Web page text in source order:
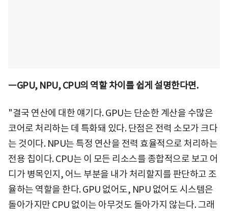
ㅡGPU, NPU, CPU의 역할 차이를 쉽게 설명한다면.
"결국 연산에 대한 얘기다. GPU는 단순한 계산을 수많은
코어로 처리하는 데 특화돼 있다. 단점은 전력 소모가 크다
는 것이다. NPU는 특정 연산을 전력 효율적으로 처리하는
전용 칩이다. CPU는 이 모든 리소스를 종합적으로 보고 어
디가 병목인지, 어느 부분을 내가 처리할지를 판단하고 조
율하는 역할을 한다. GPU 없어도, NPU 없어도 시스템은
돌아가지만 CPU 없이는 아무것도 돌아가지 않는다. 그래